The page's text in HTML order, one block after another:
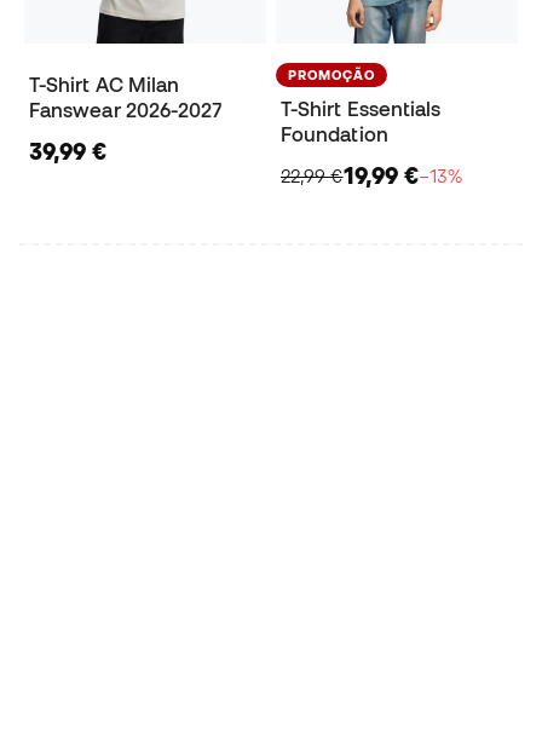
T-Shirt AC Milan
Fanswear 2026-2027
39,99 €
PROMOÇÃO
T-Shirt Essentials
Foundation
22,99 €19,99 €−13%